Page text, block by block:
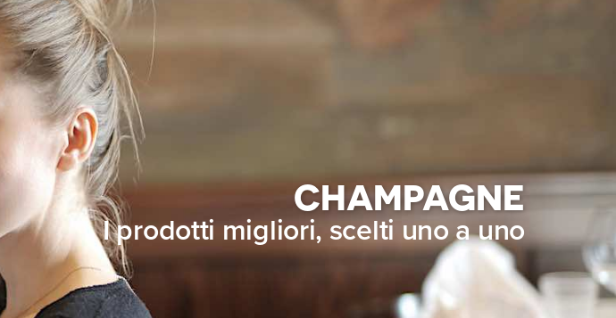
CHAMPAGNE
I prodotti migliori, scelti uno a uno